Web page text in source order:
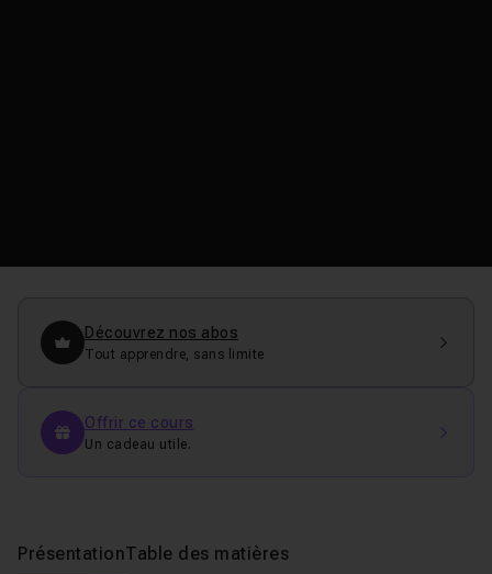
Découvrez nos abos
Tout apprendre, sans limite
Offrir ce cours
Un cadeau utile.
PrésentationTable des matières